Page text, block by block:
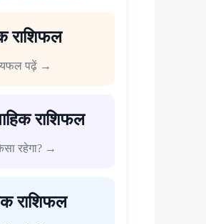
राशिफल
पढ़ें →
राशिफल
रहेगा? →
राशिफल